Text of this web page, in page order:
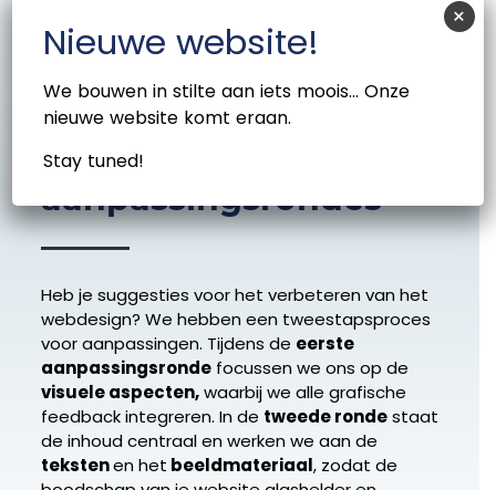
Stap 5: twee
aanpassingsrondes
Heb je suggesties voor het verbeteren van het
webdesign? We hebben een tweestapsproces
voor aanpassingen. Tijdens de eerste
aanpassingsrondefocussen we ons op de
visuele aspecten,waarbij we alle grafische
feedback integreren. In de tweede rondestaat
de inhoud centraal en werken we aan de
tekstenen het beeldmateriaal, zodat de
Nieuwe website!
We bouwen in stilte aan iets moois… Onze
nieuwe website komt eraan.
Stay tuned!
×